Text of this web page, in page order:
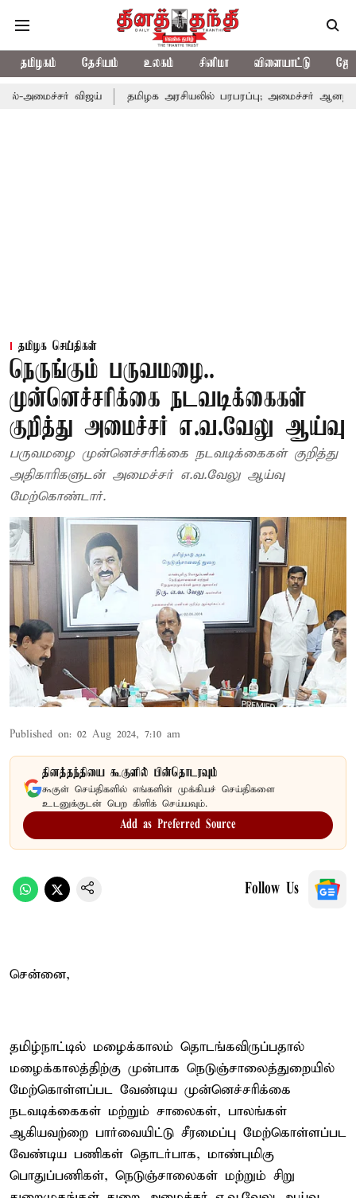
தமிழகம் தேசியம் உலகம் சினிமா விளையாட்டு
விஜய் தமிழக அரசியலில் பரபரப்பு; அமைச்சர் ஆனந்த் உடன்
தமிழக செய்திகள்
நெருங்கும் பருவமழை..
முன்னெச்சரிக்கை நடவடிக்கைகள்
குறித்து அமைச்சர் எ.வ.வேலு ஆய்வு
பருவமழை முன்னெச்சரிக்கை நடவடிக்கைகள் குறித்து
அதிகாரிகளுடன் அமைச்சர் எ.வ.வேலு ஆய்வு
மேற்கொண்டார்.
Published on: 02 Aug 2024, 7:10 am
தினத்தந்தியை கூகுளில் பின்தொடரவும்
கூகுள் செய்திகளில் எங்களின் முக்கியச் செய்திகளை
உடனுக்குடன் பெற கிளிக் செய்யவும்.
Add as Preferred Source
Follow Us
சென்னை,
தமிழ்நாட்டில் மழைக்காலம் தொடங்கவிருப்பதால்
மழைக்காலத்திற்கு முன்பாக நெடுஞ்சாலைத்துறையில்
மேற்கொள்ளப்பட வேண்டிய முன்னெச்சரிக்கை
நடவடிக்கைகள் மற்றும் சாலைகள், பாலங்கள்
ஆகியவற்றை பார்வையிட்டு சீரமைப்பு மேற்கொள்ளப்பட
வேண்டிய பணிகள் தொடர்பாக, மாண்புமிகு
பொதுப்பணிகள், நெடுஞ்சாலைகள் மற்றும் சிறு